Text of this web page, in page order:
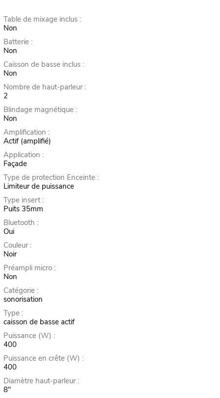
Table de mixage inclus :
Non
Batterie :
Non
Caisson de basse inclus :
Non
Nombre de haut-parleur :
2
Blindage magnétique :
Non
Amplification :
Actif (amplifié)
Application :
Façade
Type de protection Enceinte :
Limiteur de puissance
Type insert :
Puits 35mm
Bluetooth :
Oui
Couleur :
Noir
Préampli micro :
Non
Catégorie :
sonorisation
Type :
caisson de basse actif
Puissance (W) :
400
Puissance en crête (W) :
400
Diamètre haut-parleur :
8"